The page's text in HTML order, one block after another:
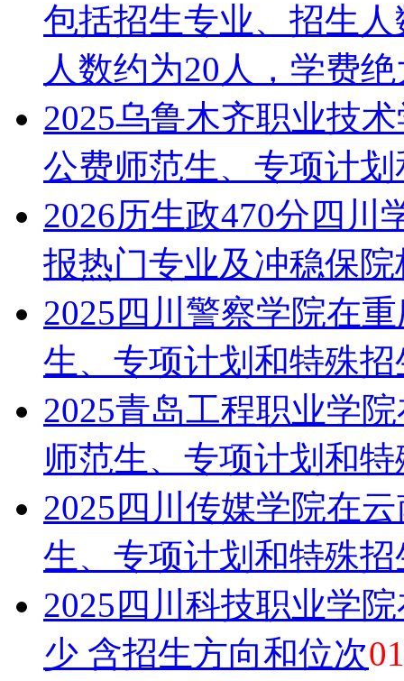
包括招生专业、招生
人数约为20人，学费绝
2025乌鲁木齐职业技
公费师范生、专项计
2026历生政470分四川
报热门专业及冲稳保
2025四川警察学院在
生、专项计划和特殊招
2025青岛工程职业学
师范生、专项计划和
2025四川传媒学院在
生、专项计划和特殊招
2025四川科技职业学
少 含招生方向和位次